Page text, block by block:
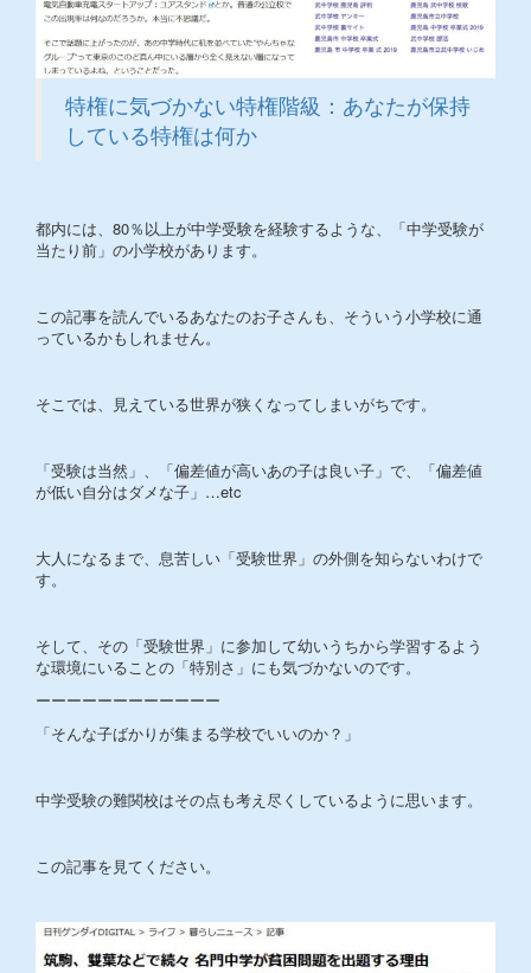
特権に気づかない特権階級：あなたが保持
している特権は何か
都内には、80％以上が中学受験を経験するような、「中学受験が
当たり前」の小学校があります。
この記事を読んでいるあなたのお子さんも、そういう小学校に通
っているかもしれません。
そこでは、見えている世界が狭くなってしまいがちです。
「受験は当然」、「偏差値が高いあの子は良い子」で、「偏差値
が低い自分はダメな子」…etc
大人になるまで、息苦しい「受験世界」の外側を知らないわけで
す。
そして、その「受験世界」に参加して幼いうちから学習するよう
な環境にいることの「特別さ」にも気づかないのです。
ーーーーーーーーーーーー
「そんな子ばかりが集まる学校でいいのか？」
中学受験の難関校はその点も考え尽くしているように思います。
この記事を見てください。